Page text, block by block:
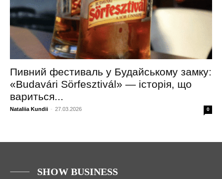
Пивний фестиваль у Будайському замку:
«Budavári Sörfesztivál» — історія, що
вариться...
Nataliia Kundii - 27.03.2026 0
SHOW BUSINESS